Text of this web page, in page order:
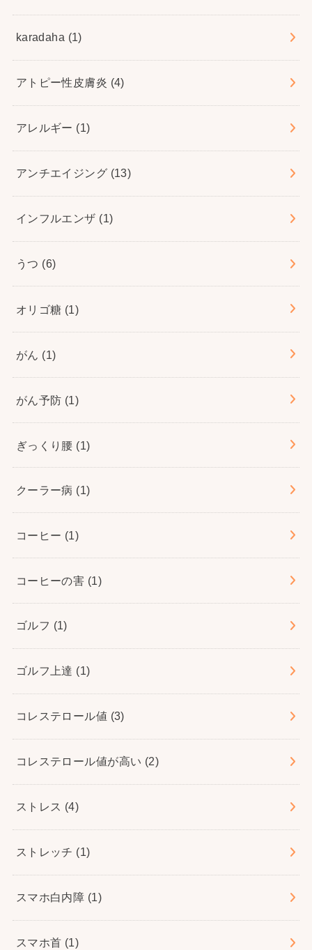
karadaha (1)
アトピー性皮膚炎 (4)
アレルギー (1)
アンチエイジング (13)
インフルエンザ (1)
うつ (6)
オリゴ糖 (1)
がん (1)
がん予防 (1)
ぎっくり腰 (1)
クーラー病 (1)
コーヒー (1)
コーヒーの害 (1)
ゴルフ (1)
ゴルフ上達 (1)
コレステロール値 (3)
コレステロール値が高い (2)
ストレス (4)
ストレッチ (1)
スマホ白内障 (1)
スマホ首 (1)